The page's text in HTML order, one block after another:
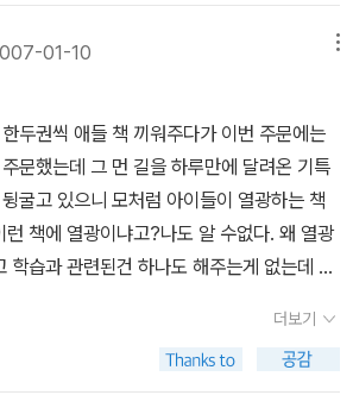
다가 난 재복을 타고 났단다. 제발 그러하기
분은 좋았다. 날씨도 화창하고 봄 기운을받
과 나무를 보며 나물을 해가고 싶어하셨고,
쑥 조금, 취 조금 뜯어가지고 봄 기분내며 왔
은 시절 나물하던 엄마는 지천에피어난 나
에서 사온 나물로 만족하자고 다독이며 집
엔 맛있는 쑥국을 끓여 먹었다.4. 가족운동
의 달을 맞아 가족운동회를 하겠다고 일정을
생각하고김밥 싸고 간식 준비해 21일 토요일
잠시 멈춘 비가 운동회를 시작하려고하니
시 또 개는가 싶더니 계속해서 비가 내렸다.
지 예찬하는지 등을 깨닫게 해 준단다.남편
이 되는 것도 나쁘지 않겠다.얼마전 도서관
결국 구입하기로 했다.이 책을 보면서 나의
생각이기도 하다.그리고 무엇보다 ㄱㅇㅎ
딘 상품권을 주셨다. 의미있는 책을 사는 것
책을 구입하였다.이 책은 아마도 평생 함께
전 읽기에 대한 상세한 계획을 세워봐야겠
글과 수학 공부를 해보려고 주문했다. 기탄
, 해법꼬마수학 1단계를 끝내가고 있으니 계
로 공부하게 될 것 같다. 대신 한글떼기는 기
이 수준에 어떨지 잘 모르겠다. 상품평 쓰신
01-10
두권씩 애들 책 끼워주다가 이번 주문에는
문했는데 그 먼 길을 하루만에 달려온 기특
굴고 있으니 모처럼 아이들이 열광하는 책
책에 열광이냐고?나도 알 수없다. 왜 열광
학습과 관련된건 하나도 해주는게 없는데 서
냥 사줬는데 장난이 아니다.앉은 자리에서
글자쓰기는 거의 안한다.오른쪽 면의 각종
미에 열광한다고 할까?그런데 한 번 잡으면
더보기